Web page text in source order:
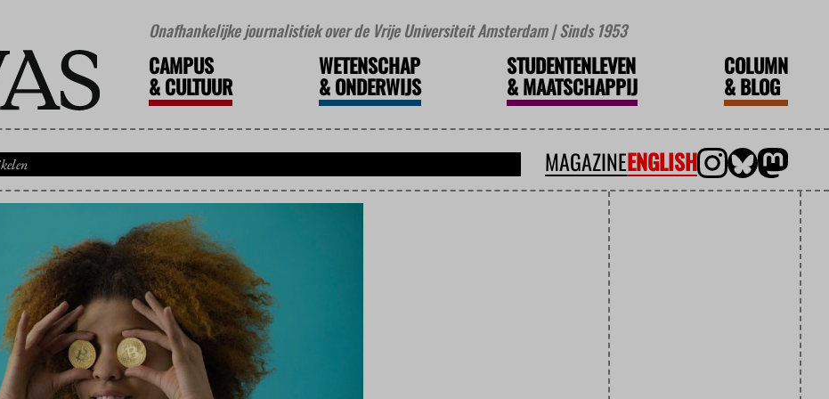
Onafhankelijke journalistiek over de Vrije Universiteit Amsterdam | Sinds 1953
CAMPUS
&CULTUUR
WETENSCHAP
&ONDERWIJS
STUDENTENLEVEN
&MAATSCHAPPIJ
COLUMN
&BLOG
MAGAZINEENGLISH